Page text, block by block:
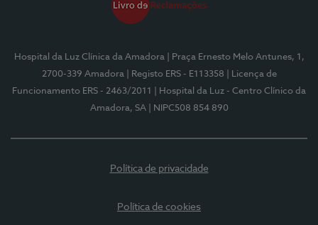
Hospital da Luz Clínica da Amadora
| Praça Ernesto Melo Antunes, 1,
2700-339 Amadora
| Registo ERS - E113358
| Licença de
Funcionamento ERS - 2463/2011
| Hospital da Luz - Centro Clínico da
Amadora, SA
| NIPC508 854 890
Política de privacidade
Política de cookies